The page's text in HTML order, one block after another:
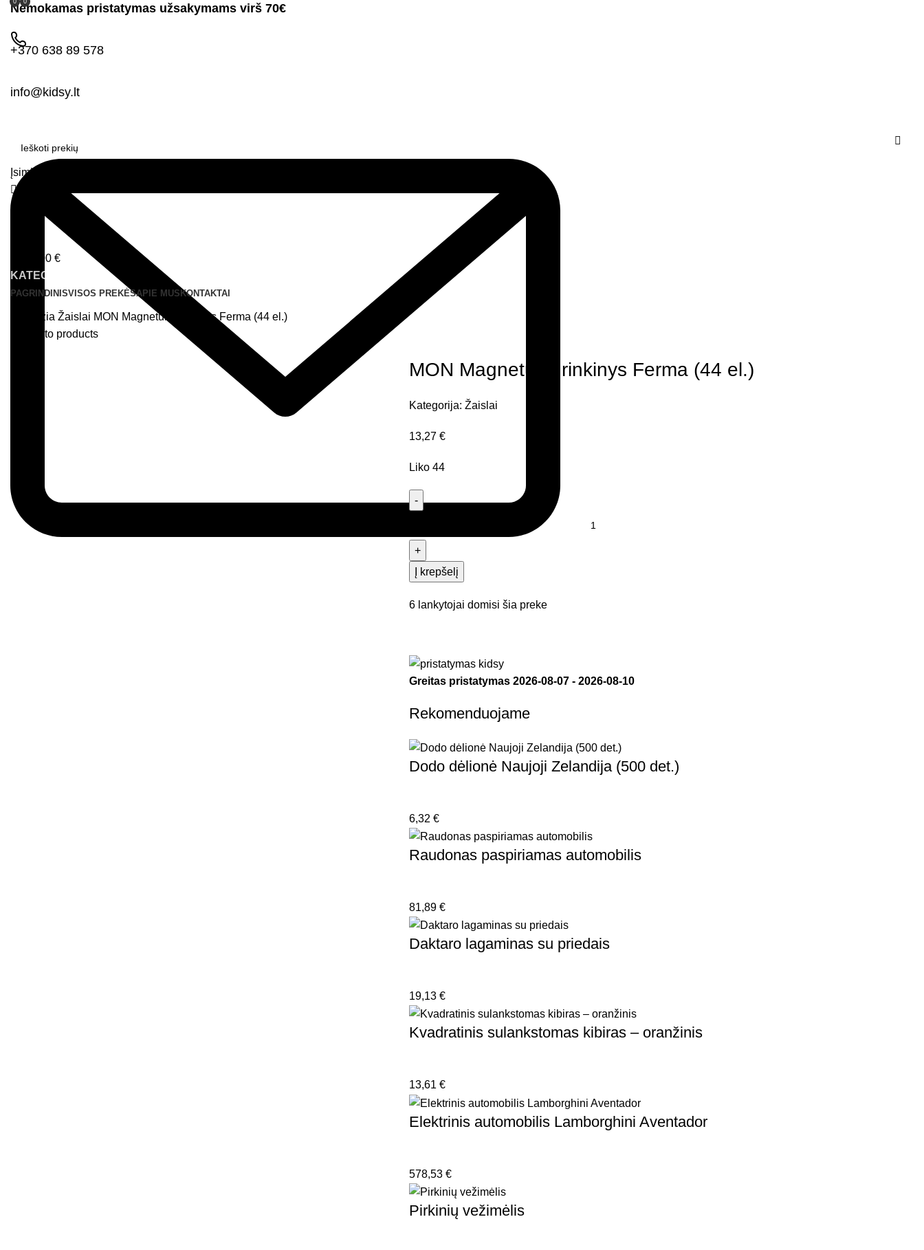
Nemokamas pristatymas užsakymams virš 70€
+370 638 89 578
info@kidsy.lt
Įsimintos prekės
0
0,00 €
KATEGORIJOS
PAGRINDINISVISOS PREKĖSAPIE MUS KONTAKTAI
Pradžia Žaislai MON Magnetukų rinkinys Ferma (44 el.)
Back to products
MON Magnetukų rinkinys Ferma (44 el.)
Kategorija: Žaislai
13,27 €
Liko 44
Į krepšelį
6 lankytojai domisi šia preke
Greitas pristatymas 2026-08-07 - 2026-08-10
Rekomenduojame
Dodo dėlionė Naujoji Zelandija (500 det.)
6,32 €
Raudonas paspiriamas automobilis
81,89 €
Daktaro lagaminas su priedais
19,13 €
Kvadratinis sulankstomas kibiras – oranžinis
13,61 €
Elektrinis automobilis Lamborghini Aventador
578,53 €
Pirkinių vežimėlis
0